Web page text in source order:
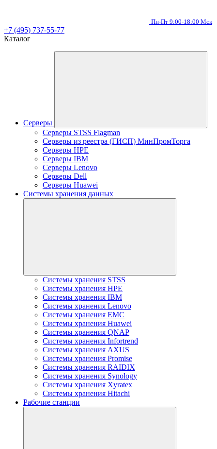
Пн-Пт 9:00-18:00 Мск
+7 (495) 737-55-77
Каталог
Серверы
Серверы STSS Flagman
Серверы из реестра (ГИСП) МинПромТорга
Серверы HPE
Серверы IBM
Серверы Lenovo
Серверы Dell
Серверы Huawei
Системы хранения данных
Системы хранения STSS
Системы хранения HPE
Системы хранения IBM
Системы хранения Lenovo
Системы хранения EMC
Системы хранения Huawei
Системы хранения QNAP
Системы хранения Infortrend
Системы хранения AXUS
Системы хранения Promise
Системы хранения RAIDIX
Системы хранения Synology
Системы хранения Xyratex
Системы хранения Hitachi
Рабочие станции